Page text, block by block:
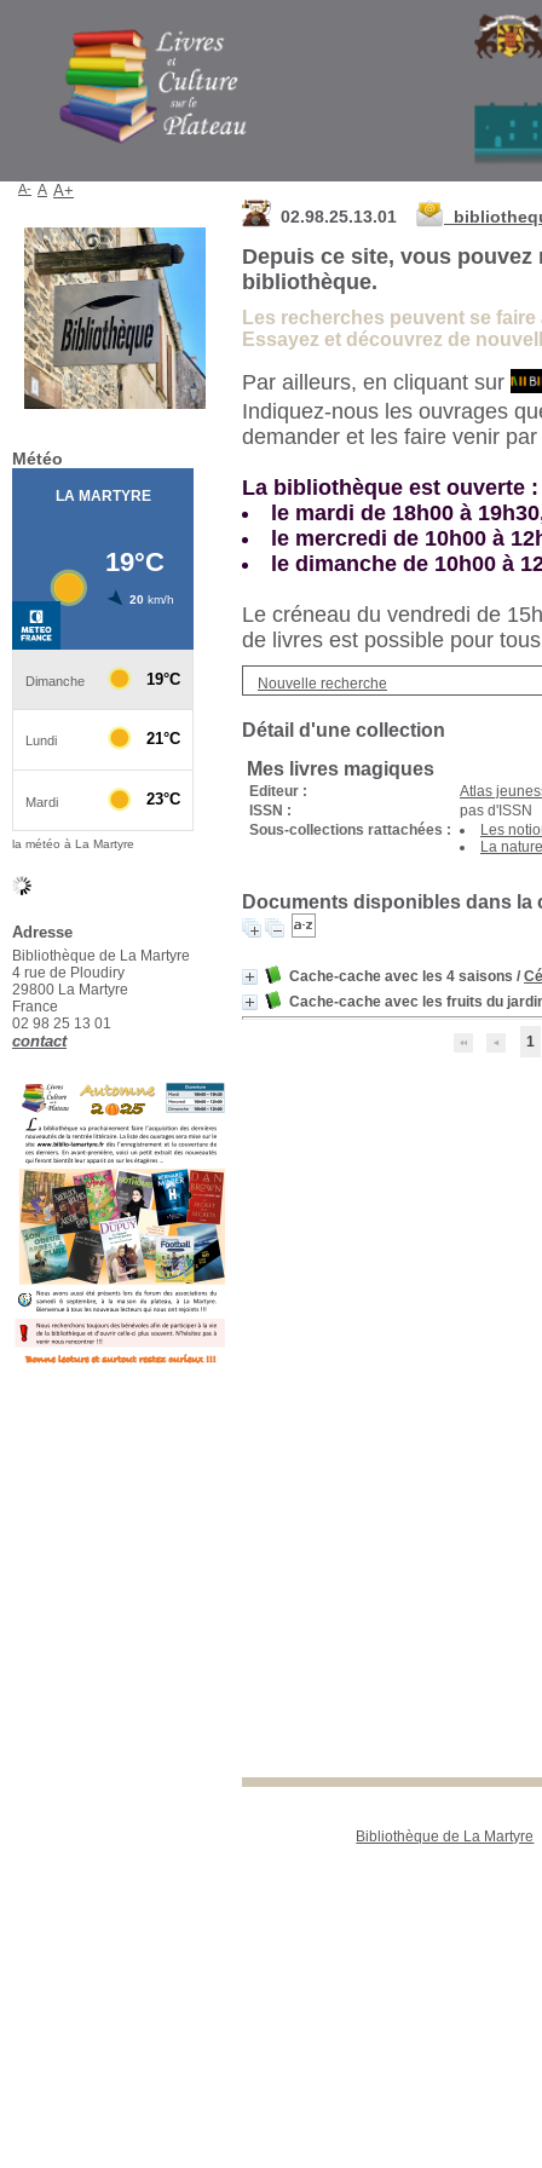
Les recherches peuvent se
Essayez et découvrez de
Par ailleurs, en cliquant sur
Indiquez-nous les ouvrages
demander et les faire venir
La bibliothèque est ouverte :
le mardi de 18h00 à
le mercredi de 10h00 à
le dimanche de 10h00 à
Le créneau du vendredi de
de livres est possible pour
Nouvelle recherche
Détail d'une collection
Mes livres magiques
Editeur :
Atlas
ISSN :
pas d'ISSN
Sous-collections rattachées :
Les
La nature
Documents disponibles dans la
Cache-cache avec les 4 saisons /
Cache-cache avec les fruits du
1
Bibliothèque de La Martyre
02.98.25.13.01
Depuis ce site, vous
bibliothèque.
A- A A+
Météo
la météo à La Martyre
Adresse
Bibliothèque de La Martyre
4 rue de Ploudiry
29800 La Martyre
France
02 98 25 13 01
contact